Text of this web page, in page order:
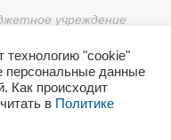
учреждение
(41658) 3-08-55.
дела Администрации
технологию "cookie"
персональные данные
Как происходит
в Политике